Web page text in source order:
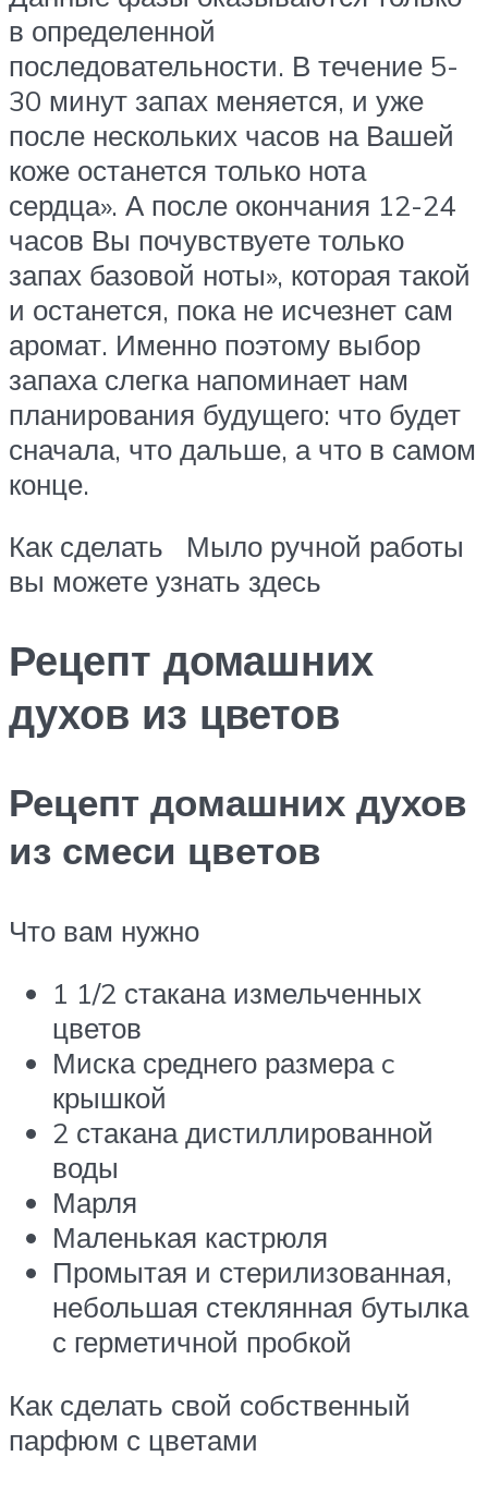
в определенной
последовательности. В течение 5-
30 минут запах меняется, и уже
после нескольких часов на Вашей
коже останется только нота
сердца». А после окончания 12-24
часов Вы почувствуете только
запах базовой ноты», которая такой
и останется, пока не исчезнет сам
аромат. Именно поэтому выбор
запаха слегка напоминает нам
планирования будущего: что будет
сначала, что дальше, а что в самом
конце.
Как сделать Мыло ручной работы
вы можете узнать здесь
Рецепт домашних
духов из цветов
Рецепт домашних духов
из смеси цветов
Что вам нужно
1 1/2 стакана измельченных
цветов
Миска среднего размера c
крышкой
2 стакана дистиллированной
воды
Марля
Маленькая кастрюля
Промытая и стерилизованная,
небольшая стеклянная бутылка
с герметичной пробкой
Как сделать свой собственный
парфюм с цветами